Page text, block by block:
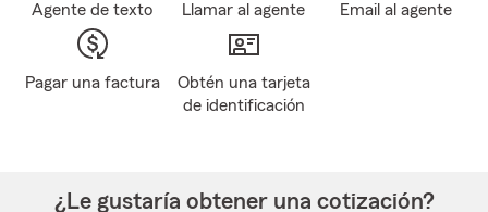
Agente de texto Llamar al agente Email al agente
Pagar una factura
Obtén una tarjeta
de identificación
¿Le gustaría obtener una cotización?